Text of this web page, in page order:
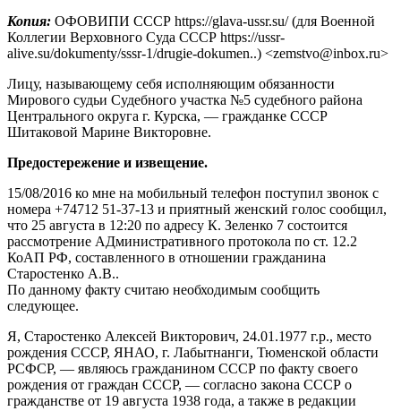
Копия: ОФОВИПИ СССР https://glava-ussr.su/ (для Военной
Коллегии Верховного Суда СССР https://ussr-
alive.su/dokumenty/sssr-1/drugie-dokumen..) <zemstvo@inbox.ru>
Лицу, называющему себя исполняющим обязанности
Мирового судьи Судебного участка №5 судебного района
Центрального округа г. Курска, — гражданке СССР
Шитаковой Марине Викторовне.
Предостережение и извещение.
15/08/2016 ко мне на мобильный телефон поступил звонок с
номера +74712 51-37-13 и приятный женский голос сообщил,
что 25 августа в 12:20 по адресу К. Зеленко 7 состоится
рассмотрение АДминистративного протокола по ст. 12.2
КоАП РФ, составленного в отношении гражданина
Старостенко А.В..
По данному факту считаю необходимым сообщить
следующее.
Я, Старостенко Алексей Викторович, 24.01.1977 г.р., место
рождения СССР, ЯНАО, г. Лабытнанги, Тюменской области
РСФСР, — являюсь гражданином СССР по факту своего
рождения от граждан СССР, — согласно закона СССР о
гражданстве от 19 августа 1938 года, а также в редакции